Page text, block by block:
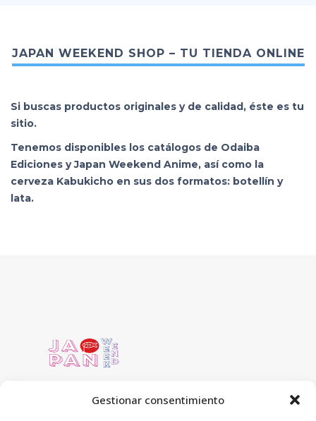
Gestionar consentimiento
JAPAN WEEKEND SHOP – TU TIENDA ONLINE
Si buscas productos originales y de calidad, éste es tu
sitio.
Tenemos disponibles los catálogos de Odaiba
Ediciones y Japan Weekend Anime, así como la
cerveza Kabukicho en sus dos formatos: botellín y
lata.